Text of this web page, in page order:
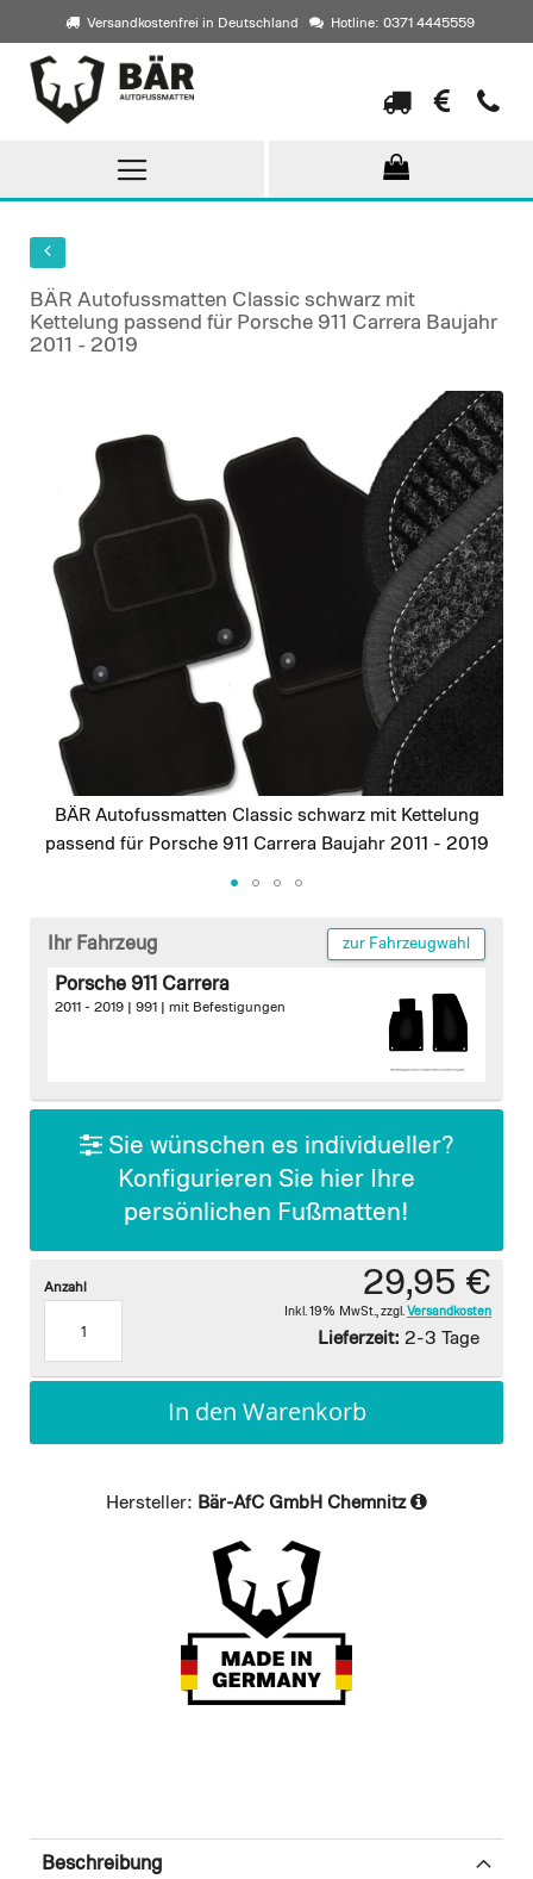
Versandkostenfrei in Deutschland Hotline: 0371 4445559
Direkt
zum
Inhalt
BÄR Autofussmatten Classic schwarz mit
Kettelung passend für Porsche 911 Carrera Baujahr
2011 - 2019
images
gallery
BÄR Autofussmatten Classic schwarz mit Kettelung
passend für Porsche 911 Carrera Baujahr 2011 - 2019
beginning
gallery
Ihr Fahrzeug zur Fahrzeugwahl
Porsche 911 Carrera
2011 - 2019 | 991 | mit Befestigungen
Sie wünschen es individueller?
Konfigurieren Sie hier Ihre
persönlichen Fußmatten!
29,95 €
Inkl. 19% MwSt. zzgl. Versandkosten
Lieferzeit: 2-3 Tage
Anzahl
In den Warenkorb
Hersteller: Bär-AfC GmbH Chemnitz
Beschreibung